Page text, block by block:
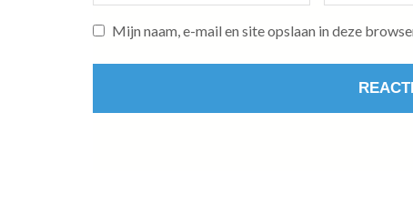
Mijn naam, e-mail en site opslaan in deze